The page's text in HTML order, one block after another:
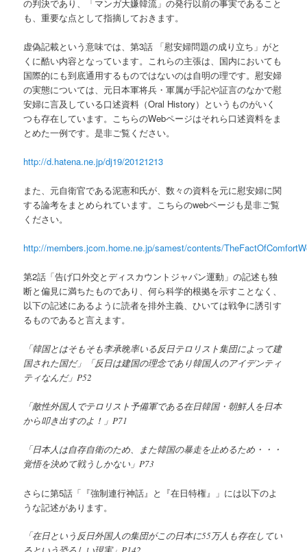
の判決であり、「マンガ大嫌韓流」の発行以前の事実であること
も、重要な点として指摘しておきます。
虚偽記載という意味では、第3話 「慰安婦問題の成り立ち」がと
くに酷い内容となっています。これらの主張は、国内においても
国際的にも到底通用するものではないのは自明の理です。慰安婦
の実態については、元日本軍将兵・軍属が手記や証言のなかで慰
安婦に言及している口述資料（Oral History）というものがいく
つも存在しています。こちらのWebページはそれら口述資料をま
とめた一例です。是非ご覧ください。
http://d.hatena.ne.jp/dj19/20121213
また、元自衛官である泥憲和氏が、数々の資料を元に慰安婦に関
する論考をまとめられています。こちらのwebページも是非ご覧
ください。
http://members.jcom.home.ne.jp/samest/contents/
第2話「告げ口外交とディスカウントジャパン運動」の記述も独
断と偏見に満ちたものであり、何ら科学的根拠を示すことなく、
以下の記述にあるように読者を排外主義、ひいては戦争に誘引す
るものであると言えます。
「韓国とはそもそも李承晩率いる反日テロリスト集団によって建
国された国だ」「反日は建国の理念であり韓国人のアイデンティ
ティなんだ」P52
「敵性外国人でテロリスト予備軍である在日韓国・朝鮮人を日本
から叩き出すのよ！」P71
「日本人は自存自衛のため、また韓国の暴走を止めるため・・・
覚悟を決めて戦うしかない」P73
さらに第5話「『強制連行神話』と『在日特権』」には以下のよ
うな記述があります。
「在日という反日外国人の集団がこの日本に55万人も存在してい